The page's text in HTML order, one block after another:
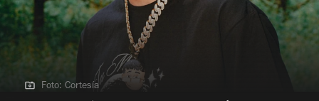
Foto: Cortesía